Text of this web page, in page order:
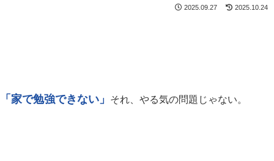
2025.09.27 2025.10.24
「家で勉強できない」 それ、やる気の問題じゃない。